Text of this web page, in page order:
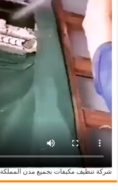
شركة تنظيف مكيفات بجميع مدن المملكة